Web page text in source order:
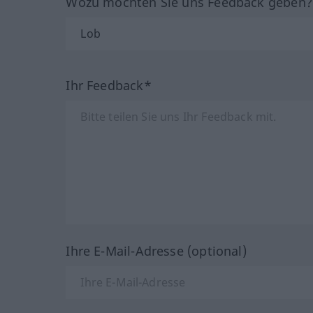
Ihr Feedback*
Ihre E-Mail-Adresse (optional)